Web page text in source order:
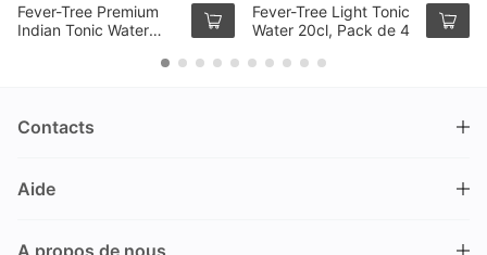
Fever-Tree Premium
Indian Tonic Water
Fever-Tree Light Tonic
Water 20cl, Pack de 4
Contacts
Nüschelerstrasse 35
Suisse
Aide
A propos de nous